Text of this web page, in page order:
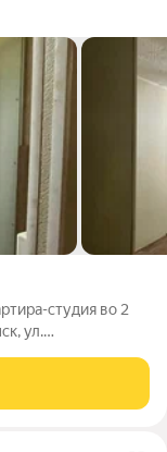
cтудия во 2
ул.
полу в сделана